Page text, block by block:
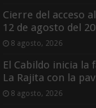
Cierre del acceso
12 de agosto del
8 agosto, 2026
El Cabildo inicia la
La Rajita con la
8 agosto, 2026